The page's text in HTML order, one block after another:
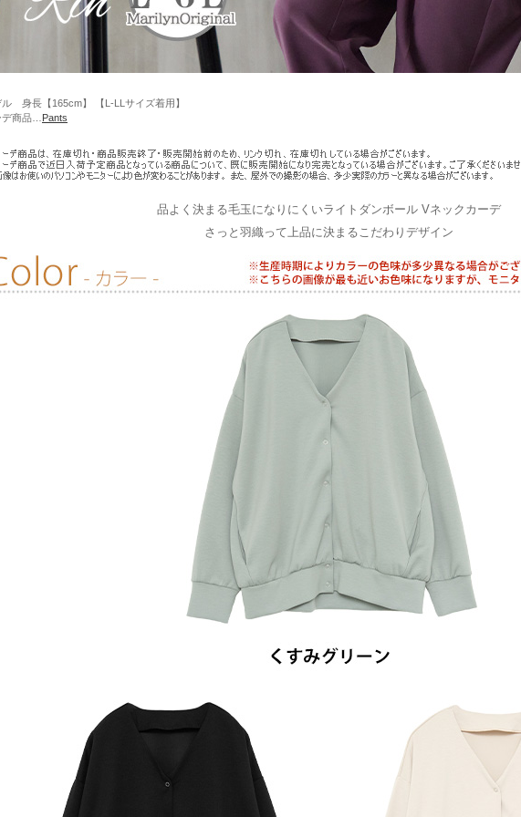
ル 身長【165cm】 【L-LLサイズ着用】
商品… Pants
品よく決まる毛玉になりにくいライトダンボール Vネックカーデ
さっと羽織って上品に決まるこだわりデザイン